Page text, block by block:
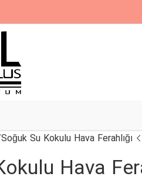
Soğuk Su Kokulu Hava Ferahlığı
Hava